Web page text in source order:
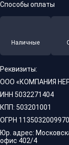
Способы оплаты
Наличные
Реквизиты:
ООО «КОМПАНИЯ
ИНН 5032271404
КПП: 503201001
ОГРН 1135032009970
Юр. адрес:
офис 402/4